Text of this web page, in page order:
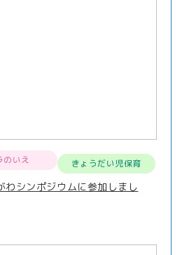
のいえ きょうだい児保育
わシンポジウムに参加しまし